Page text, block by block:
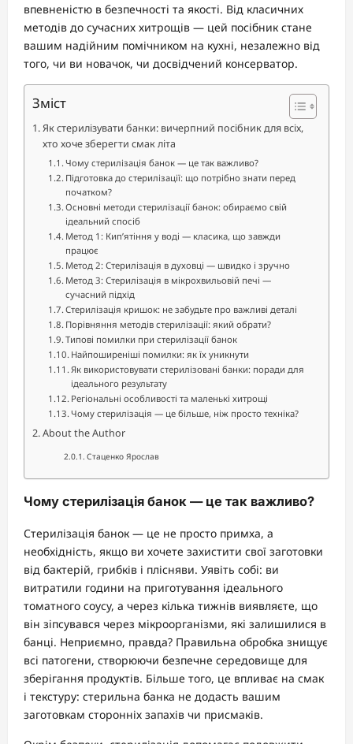
впевненістю в безпечності та якості. Від класичних
методів до сучасних хитрощів — цей посібник стане
вашим надійним помічником на кухні, незалежно від
того, чи ви новачок, чи досвідчений консерватор.
Зміст
Як стерилізувати банки: вичерпний посібник для всіх,
хто хоче зберегти смак літа
Чому стерилізація банок — це так важливо?
Підготовка до стерилізації: що потрібно знати перед
початком?
Основні методи стерилізації банок: обираємо свій
ідеальний спосіб
Метод 1: Кип’ятіння у воді — класика, що завжди
працює
Метод 2: Стерилізація в духовці — швидко і зручно
Метод 3: Стерилізація в мікрохвильовій печі —
сучасний підхід
Стерилізація кришок: не забудьте про важливі деталі
Порівняння методів стерилізації: який обрати?
Типові помилки при стерилізації банок
Найпоширеніші помилки: як їх уникнути
Як використовувати стерилізовані банки: поради для
ідеального результату
Регіональні особливості та маленькі хитрощі
Чому стерилізація — це більше, ніж просто техніка?
About the Author
Стаценко Ярослав
Чому стерилізація банок — це так важливо?
Стерилізація банок — це не просто примха, а
необхідність, якщо ви хочете захистити свої заготовки
від бактерій, грибків і плісняви. Уявіть собі: ви
витратили години на приготування ідеального
томатного соусу, а через кілька тижнів виявляєте, що
він зіпсувався через мікроорганізми, які залишилися в
банці. Неприємно, правда? Правильна обробка знищує
всі патогени, створюючи безпечне середовище для
зберігання продуктів. Більше того, це впливає на смак
і текстуру: стерильна банка не додасть вашим
заготовкам сторонніх запахів чи присмаків.